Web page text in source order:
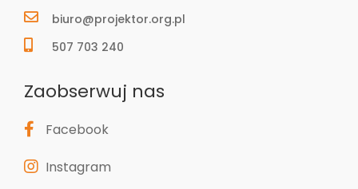
biuro@projektor.org.pl
507 703 240
Zaobserwuj nas
Facebook
Instagram